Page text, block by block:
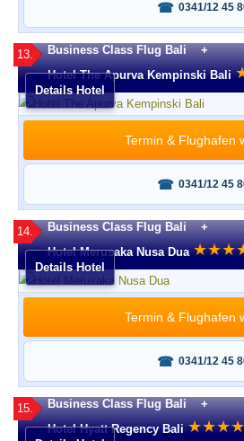
0341/12 45
13.
Business Class Flug Bali +
Hotel The Apurva Kempinski Bali
Details Hotel
0341/12 45
Termin & Flughafen
14.
Business Class Flug Bali +
Hotel Merusaka Nusa Dua ★★★
Details Hotel
0341/12 45
Termin & Flughafen
15.
Business Class Flug Bali +
Hotel Hyatt Regency Bali ★★★★